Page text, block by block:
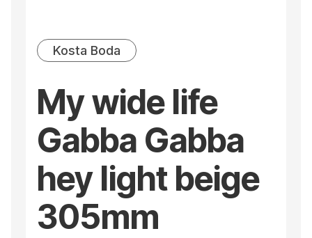
Kosta Boda
My wide life
Gabba Gabba
hey light beige
305mm